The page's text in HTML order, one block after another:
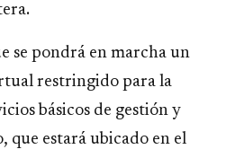
se pondrá en marcha un
restringido para la
básicos de gestión y
que estará ubicado en el